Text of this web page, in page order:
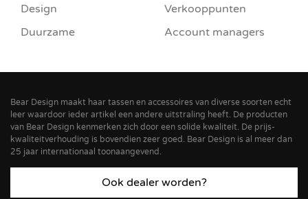
Design
Duurzame
Verkooppunten
Account managers
Bear Design maakt haar tassen en accessoires van diverse soorten echt
leer waardoor ieder artikel een andere uitstraling heeft. De producten
van Bear Design kenmerken zich door een solide kwaliteit. De prijs-
kwaliteitverhouding is bovendien zeer goed. Bear Design is al meer dan
25 jaar internationaal toonaangevend.
Ook dealer worden?